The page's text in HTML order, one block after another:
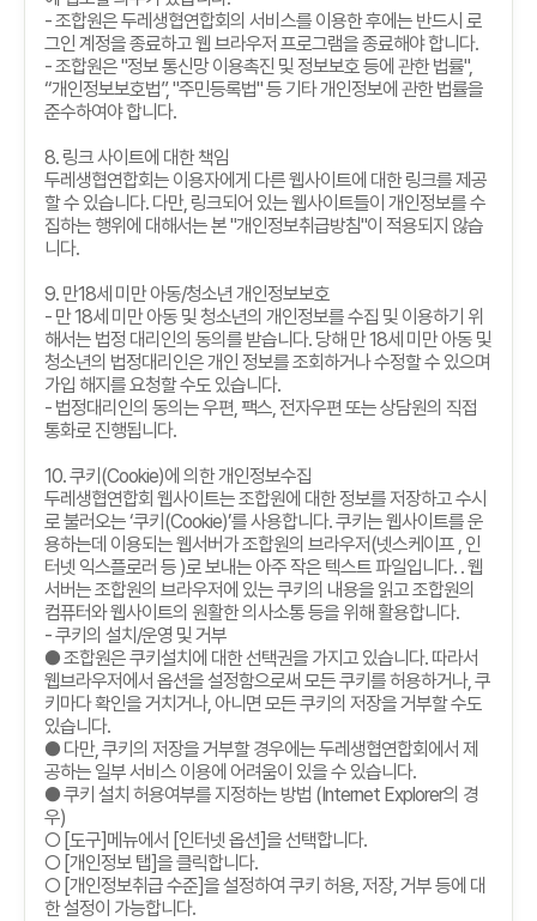
-조합원은 두레생협연합회의 서비스를 이용한 후에는 반드시 로
그인 계정을 종료하고 웹 브라우저 프로그램을 종료해야 합니다.
-조합원은"정보 통신망 이용촉진 및 정보보호 등에 관한 법률",
“개인정보보호법”, "주민등록법"등 기타 개인정보에 관한 법률을
준수하여야 합니다.
8. 링크 사이트에 대한 책임
두레생협연합회는 이용자에게 다른 웹사이트에 대한 링크를 제공
할 수 있습니다. 다만, 링크되어 있는 웹사이트들이 개인정보를 수
집하는 행위에 대해서는 본"개인정보취급방침"이 적용되지 않습
니다.
9. 만18세 미만 아동/청소년 개인정보보호
- 만18세 미만 아동 및 청소년의 개인정보를 수집 및 이용하기 위
해서는 법정 대리인의 동의를 받습니다. 당해 만18세 미만 아동 및
청소년의 법정대리인은 개인 정보를 조회하거나 수정할 수 있으며
가입 해지를 요청할 수도 있습니다.
- 법정대리인의 동의는 우편, 팩스, 전자우편 또는 상담원의 직접
통화로 진행됩니다.
10.쿠키 (Cookie)에 의한 개인정보수집
두레생협연합회 웹사이트는 조합원에 대한 정보를 저장하고 수시
로 불러오는‘쿠키 (Cookie)’를 사용합니다.쿠키는 웹사이트를 운
용하는데 이용되는 웹서버가 조합원의 브라우저(넷스케이프 , 인
터넷 익스플로러 등 )로 보내는 아주 작은 텍스트 파일입니다. .웹
서버는 조합원의 브라우저에 있는 쿠키의 내용을 읽고 조합원의
컴퓨터와 웹사이트의 원활한 의사소통 등을 위해 활용합니다.
-쿠키의 설치 /운영 및 거부
● 조합원은 쿠키설치에 대한 선택권을 가지고 있습니다. 따라서
웹브라우저에서 옵션을 설정함으로써 모든 쿠키를 허용하거나,쿠
키마다 확인을 거치거나, 아니면 모든 쿠키의 저장을 거부할 수도
있습니다.
● 다만,쿠키의 저장을 거부할 경우에는 두레생협연합회에서 제
공하는 일부 서비스 이용에 어려움이 있을 수 있습니다.
● 쿠키 설치 허용여부를 지정하는 방법 (Internet Explorer의 경
우)
○ [도구]메뉴에서 [인터넷 옵션]을 선택합니다.
○ [개인정보 탭]을 클릭합니다.
○ [개인정보취급 수준]을 설정하여 쿠키 허용,저장,거부 등에 대
한 설정이 가능합니다.